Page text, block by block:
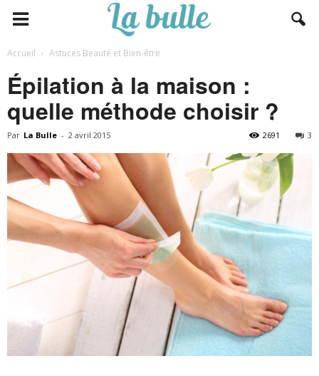
Accueil Astuces Beauté et Bien-être
Épilation à la maison :
quelle méthode choisir ?
Par La Bulle - 2 avril 2015 3
2691